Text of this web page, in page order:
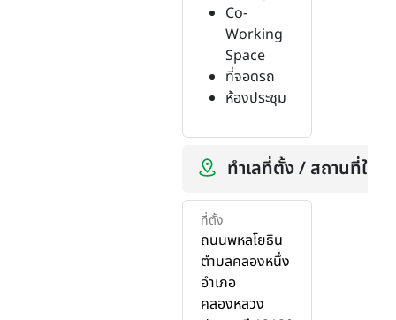
Co-
Working
Space
ที่จอดรถ
ห้องประชุม
ทำเลที่ตั้ง / สถานที่ใกล้
ที่ตั้ง
ถนนพหลโยธิน
ตำบลคลองหนึ่ง
อำเภอ
คลองหลวง